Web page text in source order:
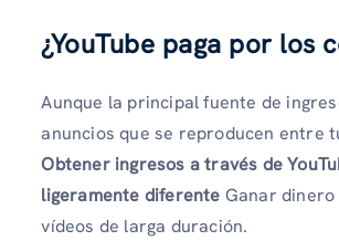
¿YouTube paga por los
Aunque la principal fuente de
anuncios que se reproducen entre
Obtener ingresos a través de
ligeramente diferente Ganar
vídeos de larga duración.